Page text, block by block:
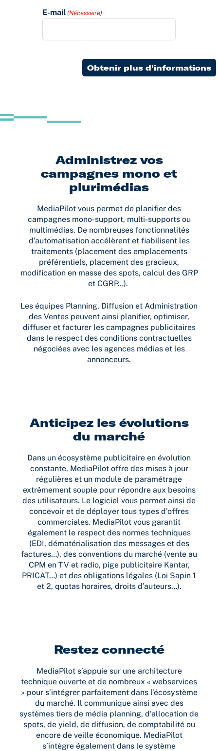
E-mail (Nécessaire)
Administrez vos
campagnes mono et
plurimédias
MediaPilot vous permet de planifier des
campagnes mono-support, multi-supports ou
multimédias. De nombreuses fonctionnalités
d’automatisation accélèrent et fiabilisent les
traitements (placement des emplacements
préférentiels, placement des gracieux,
modification en masse des spots, calcul des GRP
et CGRP…).
Les équipes Planning, Diffusion et Administration
des Ventes peuvent ainsi planifier, optimiser,
diffuser et facturer les campagnes publicitaires
dans le respect des conditions contractuelles
négociées avec les agences médias et les
annonceurs.
Anticipez les évolutions
du marché
Dans un écosystème publicitaire en évolution
constante, MediaPilot offre des mises à jour
régulières et un module de paramétrage
extrêmement souple pour répondre aux besoins
des utilisateurs. Le logiciel vous permet ainsi de
concevoir et de déployer tous types d’offres
commerciales. MediaPilot vous garantit
également le respect des normes techniques
(EDI, dématérialisation des messages et des
factures…), des conventions du marché (vente au
CPM en TV et radio, pige publicitaire Kantar,
PRICAT…) et des obligations légales (Loi Sapin 1
et 2, quotas horaires, droits d’auteurs…).
Restez connecté
MediaPilot s’appuie sur une architecture
technique ouverte et de nombreux « webservices
» pour s’intégrer parfaitement dans l’écosystème
du marché. Il communique ainsi avec des
systèmes tiers de média planning, d’allocation de
spots, de yield, de diffusion, de comptabilité ou
encore de veille économique. MediaPilot
s’intègre également dans le système